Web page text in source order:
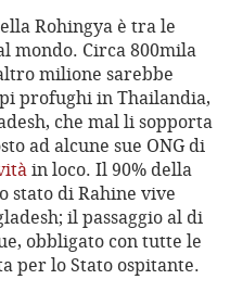
Rohingya è tra le
mondo. Circa 800mila
milione sarebbe
profughi in Thailandia,
che mal li sopporta
ad alcune sue ONG di
in loco. Il 90% della
stato di Rahine vive
il passaggio al di
obbligato con tutte le
per lo Stato ospitante.